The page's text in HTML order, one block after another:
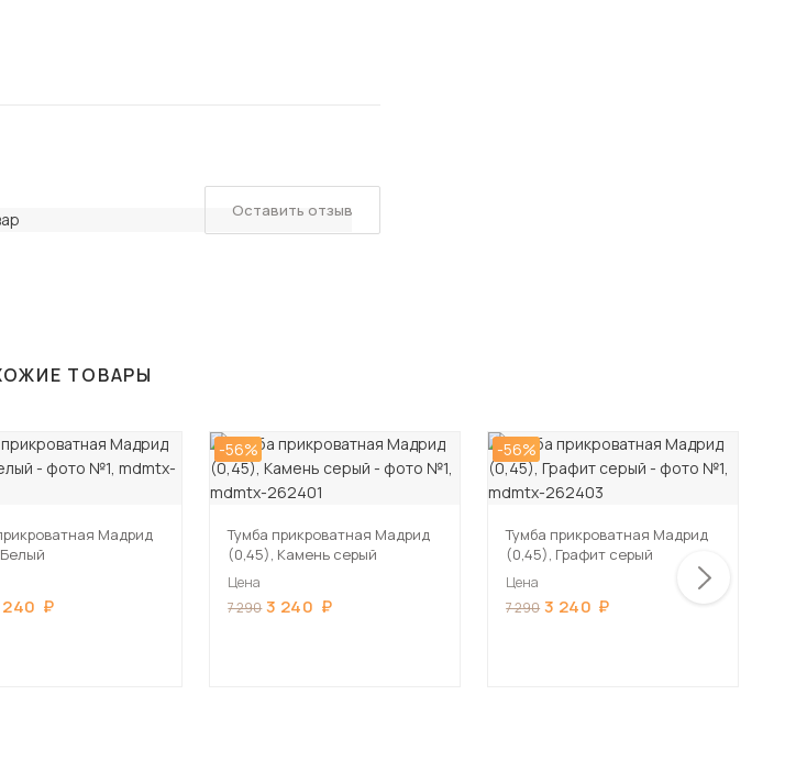
Оставить отзыв
ТОВАРЫ
Мадрид
240
-56%
Тумба прикроватная Мадрид
(0,45), Камень серый
Цена
7 290 3 240
-56%
Тумба прикроватная Мадрид
(0,45), Графит серый
Цена
7 290 3 240